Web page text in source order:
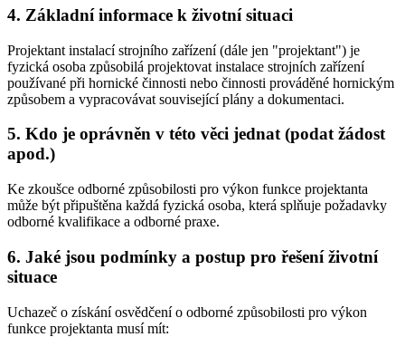
4. Základní informace k životní situaci
Projektant instalací strojního zařízení (dále jen "projektant") je
fyzická osoba způsobilá projektovat instalace strojních zařízení
používané při hornické činnosti nebo činnosti prováděné hornickým
způsobem a vypracovávat související plány a dokumentaci.
5. Kdo je oprávněn v této věci jednat (podat žádost
apod.)
Ke zkoušce odborné způsobilosti pro výkon funkce projektanta
může být připuštěna každá fyzická osoba, která splňuje požadavky
odborné kvalifikace a odborné praxe.
6. Jaké jsou podmínky a postup pro řešení životní
situace
Uchazeč o získání osvědčení o odborné způsobilosti pro výkon
funkce projektanta musí mít: